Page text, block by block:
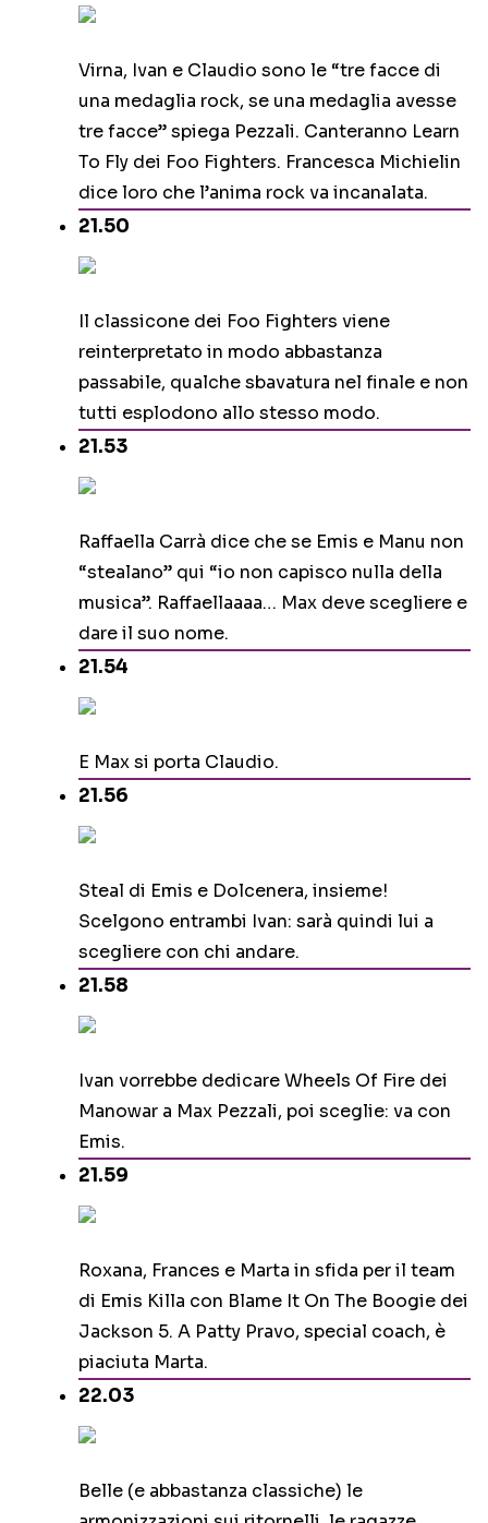
Virna, Ivan e Claudio sono le “tre facce di
una medaglia rock, se una medaglia avesse
tre facce” spiega Pezzali. Canteranno Learn
To Fly dei Foo Fighters. Francesca Michielin
dice loro che l’anima rock va incanalata.
21.50
Il classicone dei Foo Fighters viene
reinterpretato in modo abbastanza
passabile, qualche sbavatura nel finale e non
tutti esplodono allo stesso modo.
21.53
Raffaella Carrà dice che se Emis e Manu non
“stealano” qui “io non capisco nulla della
musica”. Raffaellaaaa… Max deve scegliere e
dare il suo nome.
21.54
E Max si porta Claudio.
21.56
Steal di Emis e Dolcenera, insieme!
Scelgono entrambi Ivan: sarà quindi lui a
scegliere con chi andare.
21.58
Ivan vorrebbe dedicare Wheels Of Fire dei
Manowar a Max Pezzali, poi sceglie: va con
Emis.
21.59
Roxana, Frances e Marta in sfida per il team
di Emis Killa con Blame It On The Boogie dei
Jackson 5. A Patty Pravo, special coach, è
piaciuta Marta.
22.03
Belle (e abbastanza classiche) le